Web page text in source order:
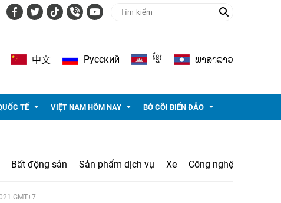
中文 Pусский ខ្មែរ ພາ​ສາ​ລາວ
TẾ VIỆT NAM HÔM NAY BỜ CÕI BIỂN ĐẢO
Bất động sản Sản phẩm dịch vụ Xe Công nghệ
GMT+7